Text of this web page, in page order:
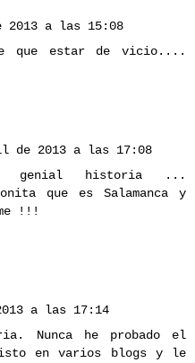
a las 15:08
que estar de vicio....
de 2013 a las 17:08
y genial historia ...
que es Salamanca y
!!!
a las 17:14
Nunca he probado el
en varios blogs y le